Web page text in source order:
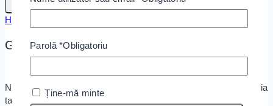
Home
Genti
Nu a fost găsit niciun produs care să se potrivească cu selecția
ta.
Parolă*Obligatoriu
Ține-mă minte